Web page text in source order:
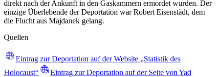
direkt nach der Ankunft in den Gaskammern ermordet wurden. Der
einzige Überlebende der Deportation war Robert Eisenstädt, dem
die Flucht aus Majdanek gelang.
Quellen
Eintrag zur Deportation auf der Website „Statistik des
Holocaust“
Eintrag zur Deportation auf der Seite von Yad